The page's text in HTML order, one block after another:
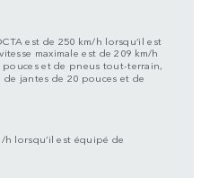
est de 250 km/h lorsqu’il est
maximale est de 209 km/h
pouces et de pneus tout-terrain,
jantes de 20 pouces et de
h lorsqu’il est équipé de